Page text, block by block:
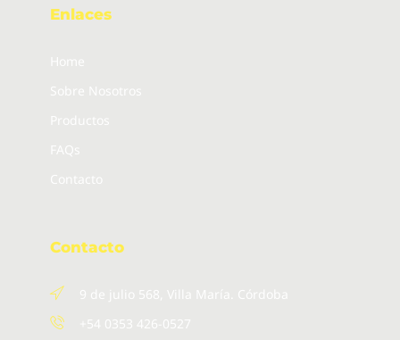
Enlaces
Home
Sobre Nosotros
Productos
FAQs
Contacto
Contacto
9 de julio 568, Villa María. Córdoba
+54 0353 426-0527